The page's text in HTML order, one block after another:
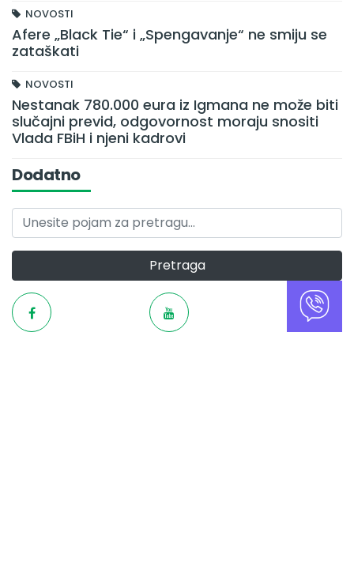
NOVOSTI
Afere „Black Tie“ i „Spengavanje“ ne smiju se
zataškati
NOVOSTI
Nestanak 780.000 eura iz Igmana ne može biti
slučajni previd, odgovornost moraju snositi
Vlada FBiH i njeni kadrovi
Dodatno
Pretraga